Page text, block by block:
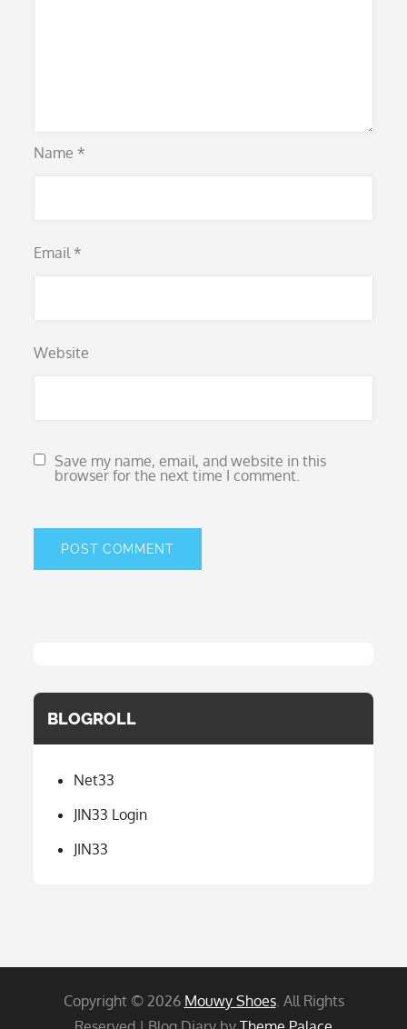
Name *
Email *
Website
Save my name, email, and website in this
browser for the next time I comment.
BLOGROLL
Net33
JIN33 Login
JIN33
Copyright © 2026 Mouwy Shoes. All Rights